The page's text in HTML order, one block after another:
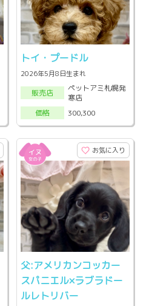
トイ・プードル
2026年5月8日生まれ
販売店
ペットアミ札幌発
寒店
価格
300,300
お気に入り
父:アメリカンコッカー
スパニエル×ラブラドー
ルレトリバー